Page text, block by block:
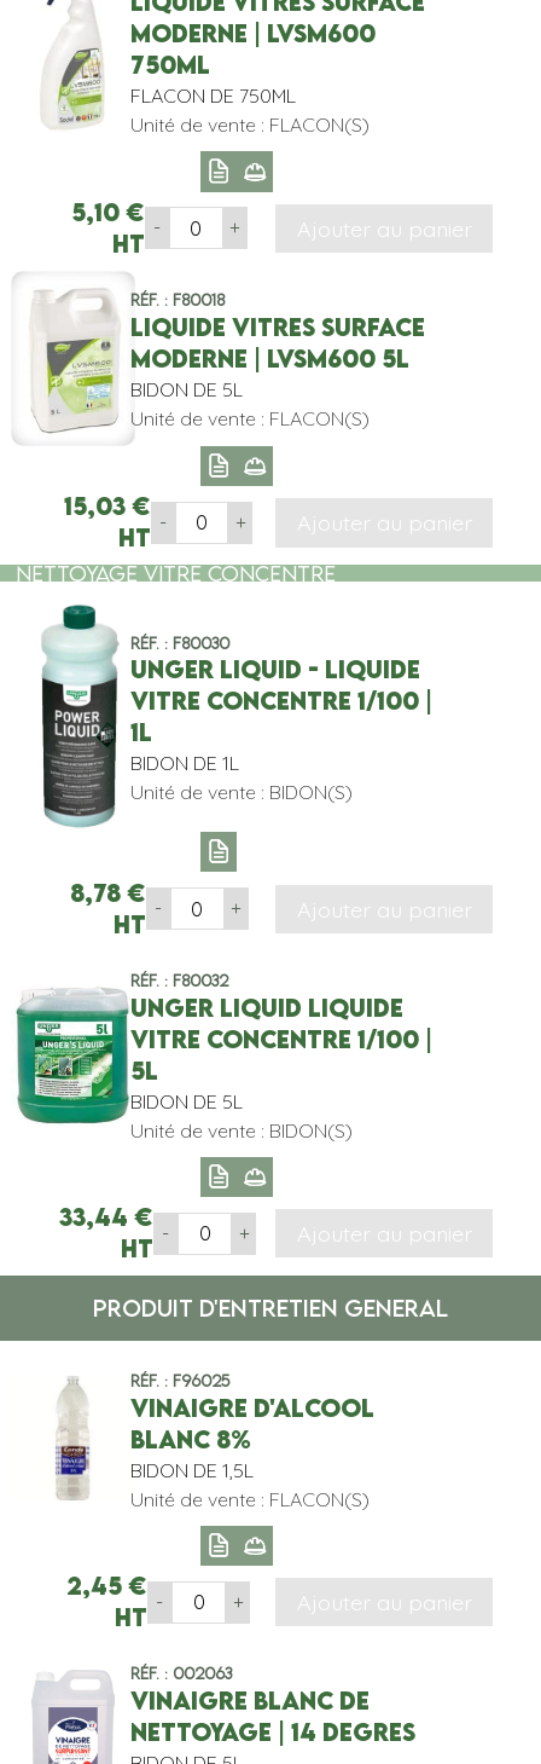
MODERNE | LVSM600
750ML
FLACON DE 750ML
Unité de vente : FLACON(S)
5,10 €
HT
- + Ajouter au panier
Réf. : F80018
LIQUIDE VITRES SURFACE
MODERNE | LVSM600 5L
BIDON DE 5L
Unité de vente : FLACON(S)
15,03 €
HT
- + Ajouter au panier
NETTOYAGE VITRE CONCENTRE
Réf. : F80030
UNGER LIQUID - LIQUIDE
VITRE CONCENTRE 1/100 |
1L
BIDON DE 1L
Unité de vente : BIDON(S)
8,78 €
HT
- + Ajouter au panier
Réf. : F80032
UNGER LIQUID LIQUIDE
VITRE CONCENTRE 1/100 |
5L
BIDON DE 5L
Unité de vente : BIDON(S)
33,44€
HT
- + Ajouter au panier
PRODUIT D'ENTRETIEN GENERAL
Réf. : F96025
VINAIGRE D'ALCOOL
BLANC 8%
BIDON DE 1,5L
Unité de vente : FLACON(S)
2,45€
HT
- + Ajouter au panier
Réf. : 002063
VINAIGRE BLANC DE
NETTOYAGE | 14 DEGRES